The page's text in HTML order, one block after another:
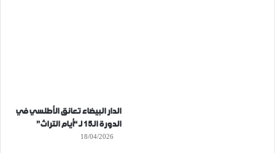
الدار البيضاء تعانق الأطلسي في
الدورة الـ15 لـ “أيام التراث”
18/04/2026